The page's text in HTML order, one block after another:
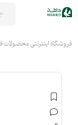
فروشگاه اینترنتی